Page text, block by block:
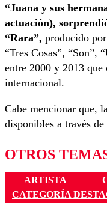
“Juana y sus
actuación),
“Rara”, producido
“Tres Cosas”, “Son”,
entre 2000 y 2013
internacional.
Cabe mencionar que,
disponibles a través
OTROS
ARTISTA
CATEGORÍA